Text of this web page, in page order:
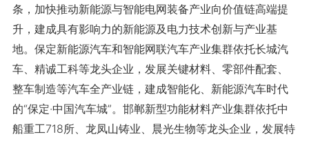
条，加快推动新能源与智能电网装备产业向价值链高端提
升，建成具有影响力的新能源及电力技术创新与产业基
地。保定新能源汽车和智能网联汽车产业集群依托长城汽
车、精诚工科等龙头企业，发展关键材料、零部件配套、
整车制造等汽车全产业链，建成智能化、新能源汽车时代
的“保定·中国汽车城”。邯郸新型功能材料产业集群依托中
船重工718所、龙凤山铸业、晨光生物等龙头企业，发展特